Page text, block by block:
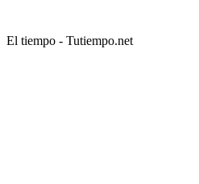
El tiempo - Tutiempo.net